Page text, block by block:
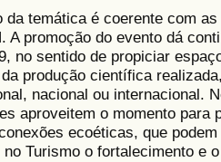
da temática é coerente com
A promoção do evento dá
no sentido de propiciar
produção científica
nacional ou internacional.
aproveitem o momento para
ecoéticas, que
Turismo o fortalecimento e